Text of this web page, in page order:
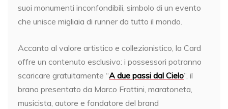
suoi monumenti inconfondibili, simbolo di un evento
che unisce migliaia di runner da tutto il mondo.
Accanto al valore artistico e collezionistico, la Card
offre un contenuto esclusivo: i possessori potranno
scaricare gratuitamente “A due passi dal Cielo”, il
brano presentato da Marco Frattini, maratoneta,
musicista, autore e fondatore del brand